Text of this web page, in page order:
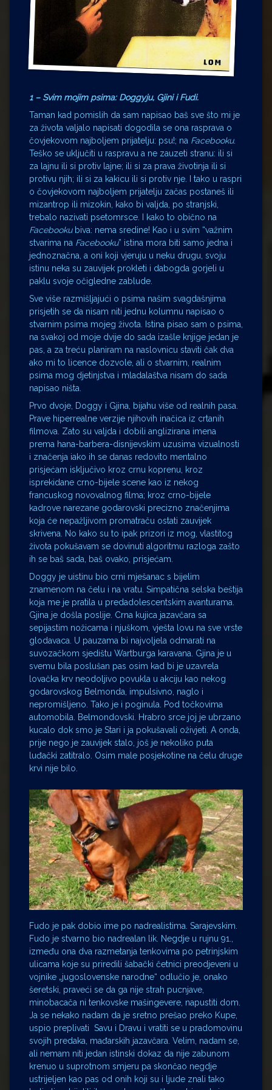
1 – Svim mojim psima: Doggyju, Gjini i Fudi.
Taman kad pomislih da sam napisao baš sve što mi je
za života valjalo napisati dogodila se ona rasprava o
čovjekovom najboljem prijatelju: psu!; na Facebooku.
Teško se uključiti u raspravu a ne zauzeti stranu: ili si
za lajnu ili si protiv lajne; ili si za prava životinja ili si
protivu njih; ili si za kakicu ili si protiv nje. I tako u raspri
o čovjekovom najboljem prijatelju začas postaneš ili
mizantrop ili mizokin, kako bi valjda, po stranjski,
trebalo nazivati psetomrsce. I kako to obično na
Facebookubiva: nema sredine! Kao i u svim “važnim
stvarima na Facebooku” istina mora biti samo jedna i
jednoznačna, a oni koji vjeruju u neku drugu, svoju
istinu neka su zauvijek prokleti i dabogda gorjeli u
paklu svoje očigledne zablude.
Sve više razmišljajući o psima našim svagdašnjima
prisjetih se da nisam niti jednu kolumnu napisao o
stvarnim psima mojeg života. Istina pisao sam o psima,
na svakoj od moje dvije do sada izašle knjige jedan je
pas, a za treću planiram na naslovnicu staviti čak dva
ako mi to licence dozvole, ali o stvarnim, realnim
psima mog djetinjstva i mladalaštva nisam do sada
napisao ništa.
Prvo dvoje, Doggy i Gjina, bijahu više od realnih pasa.
Prave hiperrealne verzije njihovih inačica iz crtanih
filmova. Zato su valjda i dobili anglizirana imena
prema hana-barbera-disnijevskim uzusima vizualnosti
i značenja iako ih se danas redovito mentalno
prisjećam isključivo kroz crnu koprenu, kroz
isprekidane crno-bijele scene kao iz nekog
francuskog novovalnog filma; kroz crno-bijele
kadrove narezane godarovski precizno značenjima
koja će nepažljivom promatraču ostati zauvijek
skrivena. No kako su to ipak prizori iz mog, vlastitog
života pokušavam se dovinuti algoritmu razloga zašto
ih se baš sada, baš ovako, prisjećam.
Doggy je uistinu bio crni mješanac s bijelim
znamenom na čelu i na vratu. Simpatična selska beštija
koja me je pratila u predadolescentskim avanturama.
Gjina je došla poslije. Crna kujica jazavčara sa
sepijastim nožicama i njuškom, vješta lovu na sve vrste
glodavaca. U pauzama bi najvoljela odmarati na
suvozačkom sjedištu Wartburga karavana. Gjina je u
svemu bila poslušan pas osim kad bi je uzavrela
lovačka krv neodoljivo povukla u akciju kao nekog
godarovskog Belmonda, impulsivno, naglo i
nepromišljeno. Tako je i poginula. Pod točkovima
automobila. Belmondovski. Hrabro srce joj je ubrzano
kucalo dok smo je Stari i ja pokušavali oživjeti. A onda,
prije nego je zauvijek stalo, još je nekoliko puta
luđački zatitralo. Osim male posjekotine na čelu druge
krvi nije bilo.
Fudo je pak dobio ime po nadrealistima. Sarajevskim.
Fudo je stvarno bio nadrealan lik. Negdje u rujnu 91.,
između ona dva razmetanja tenkovima po petrinjskim
ulicama koje su priredili šabački četnici preodjeveni u
vojnike „jugoslovenske narodne“ odlučio je, onako
šeretski, praveći se da ga nije strah pucnjave,
minobacača ni tenkovske mašingevere, napustiti dom.
Ja se nekako nadam da je sretno prešao preko Kupe,
uspio preplivati Savu i Dravu i vratiti se u pradomovinu
svojih predaka, mađarskih jazavčara. Velim, nadam se,
ali nemam niti jedan istinski dokaz da nije zabunom
krenuo u suprotnom smjeru pa skončao negdje
ustrijeljen kao pas od onih koji su i ljude znali tako